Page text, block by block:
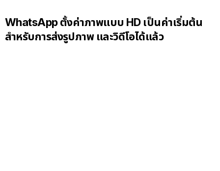
WhatsApp ตั้งค่าภาพแบบ HD เป็นค่าเริ่มต้น
สำหรับการส่งรูปภาพ และวิดีโอได้แล้ว